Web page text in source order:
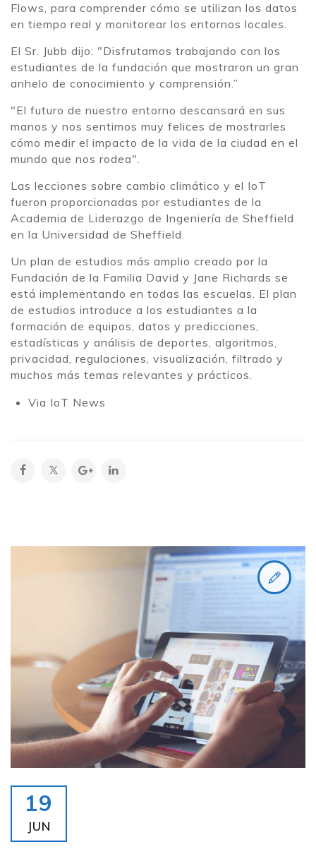
Flows, para comprender cómo se utilizan los datos
en tiempo real y monitorear los entornos locales.
El Sr. Jubb dijo: "Disfrutamos trabajando con los
estudiantes de la fundación que mostraron un gran
anhelo de conocimiento y comprensión.”
"El futuro de nuestro entorno descansará en sus
manos y nos sentimos muy felices de mostrarles
cómo medir el impacto de la vida de la ciudad en el
mundo que nos rodea".
Las lecciones sobre cambio climático y el IoT
fueron proporcionadas por estudiantes de la
Academia de Liderazgo de Ingeniería de Sheffield
en la Universidad de Sheffield.
Un plan de estudios más amplio creado por la
Fundación de la Familia David y Jane Richards se
está implementando en todas las escuelas. El plan
de estudios introduce a los estudiantes a la
formación de equipos, datos y predicciones,
estadísticas y análisis de deportes, algoritmos,
privacidad, regulaciones, visualización, filtrado y
muchos más temas relevantes y prácticos.
Via IoT News
19
JUN